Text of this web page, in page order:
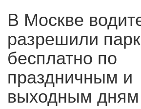
В Москве
разрешили
бесплатно по
праздничным и
выходным дням